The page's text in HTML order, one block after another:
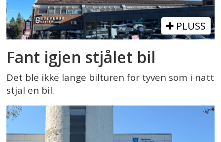
PLUSS
Fant igjen stjålet bil
Det ble ikke lange bilturen for tyven som i natt
stjal en bil.